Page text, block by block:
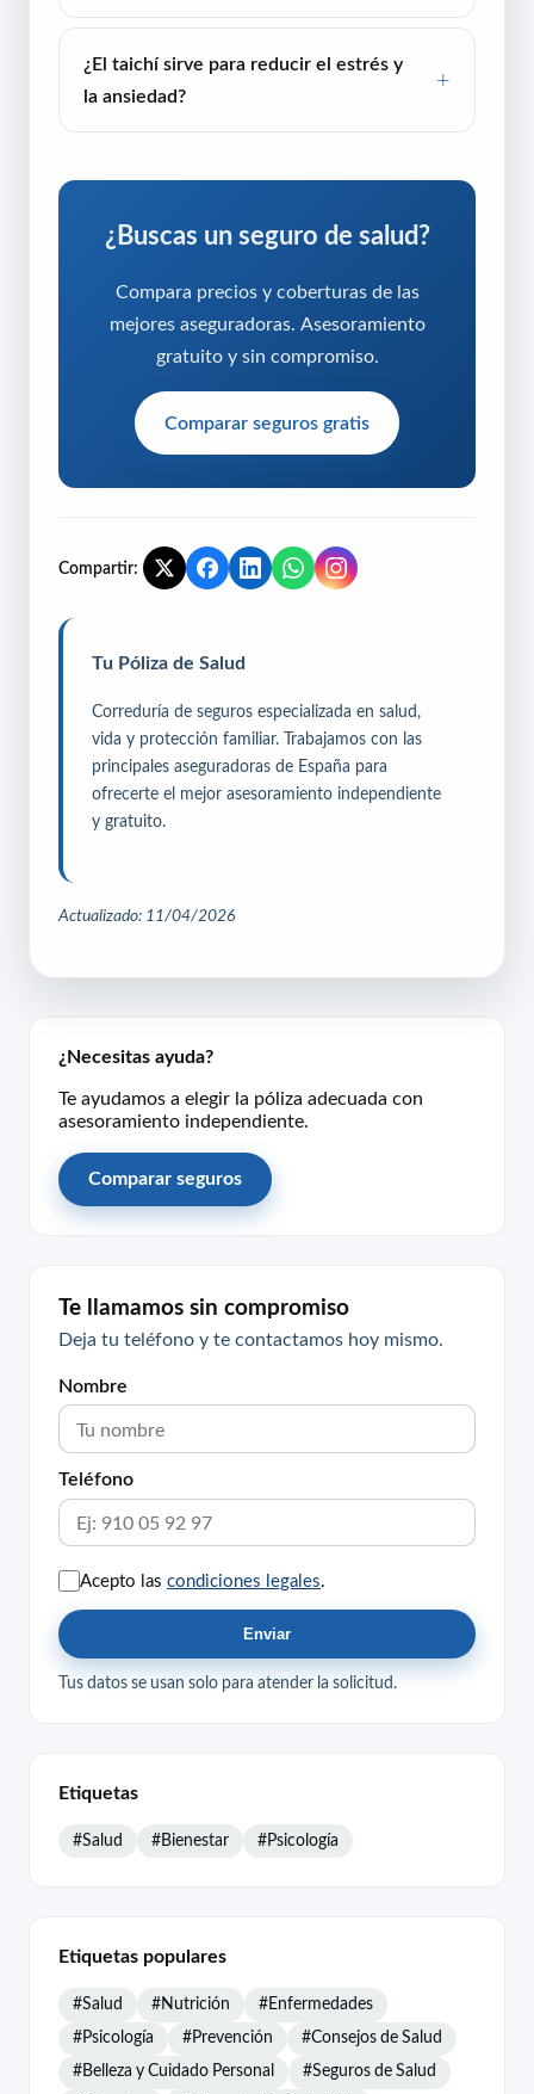
¿El taichí sirve para reducir el estrés y
la ansiedad?
¿Buscas un seguro de salud?
Compara precios y coberturas de las
mejores aseguradoras. Asesoramiento
gratuito y sin compromiso.
Comparar seguros gratis
Compartir:
Tu Póliza de Salud
Correduría de seguros especializada en salud,
vida y protección familiar. Trabajamos con las
principales aseguradoras de España para
ofrecerte el mejor asesoramiento independiente
y gratuito.
Actualizado: 11/04/2026
¿Necesitas ayuda?
Te ayudamos a elegir la póliza adecuada con
asesoramiento independiente.
Comparar seguros
Te llamamos sin compromiso
Deja tu teléfono y te contactamos hoy mismo.
Nombre
Teléfono
Acepto las condiciones legales.
Enviar
Tus datos se usan solo para atender la solicitud.
Etiquetas
#Salud #Bienestar #Psicología
Etiquetas populares
#Salud #Nutrición #Enfermedades
#Psicología #Prevención #Consejos de Salud
#Belleza y Cuidado Personal #Seguros de Salud